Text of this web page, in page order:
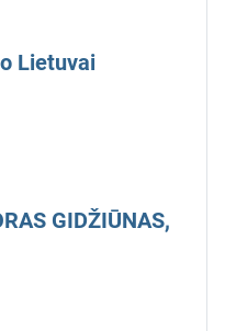
Lietuvai
GIDŽIŪNAS,